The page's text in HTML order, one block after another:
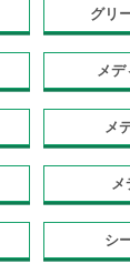
グリ
メデ
メ
シ